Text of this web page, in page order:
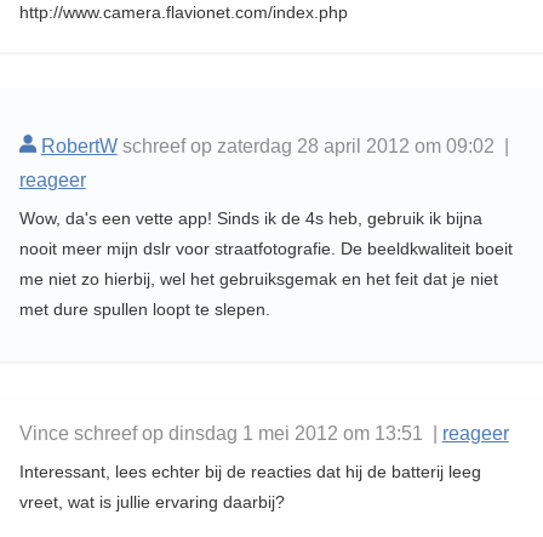
http://www.camera.flavionet.com/index.php
RobertWschreef op zaterdag 28 april 2012 om 09:02 |
reageer
Wow, da's een vette app! Sinds ik de 4s heb, gebruik ik bijna
nooit meer mijn dslr voor straatfotografie. De beeldkwaliteit boeit
me niet zo hierbij, wel het gebruiksgemak en het feit dat je niet
met dure spullen loopt te slepen.
Vince schreef op dinsdag 1 mei 2012 om 13:51 | reageer
Interessant, lees echter bij de reacties dat hij de batterij leeg
vreet, wat is jullie ervaring daarbij?